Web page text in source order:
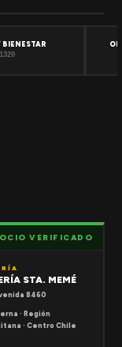
BIENESTAR
1320
VERIFICADO
STA. MEMÉ
8460
· Región
· Centro Chile